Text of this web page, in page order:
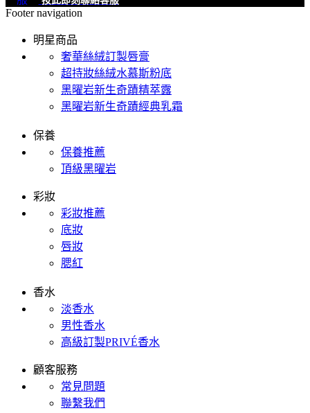
Footer navigation
明星商品
奢華絲絨訂製唇膏
超持妝絲絨水慕斯粉底
黑曜岩新生奇蹟精萃露
黑曜岩新生奇蹟經典乳霜
保養
保養推薦
頂級黑曜岩
彩妝
彩妝推薦
底妝
唇妝
腮紅
香水
淡香水
男性香水
高級訂製PRIVÉ香水
顧客服務
常見問題
聯繫我們